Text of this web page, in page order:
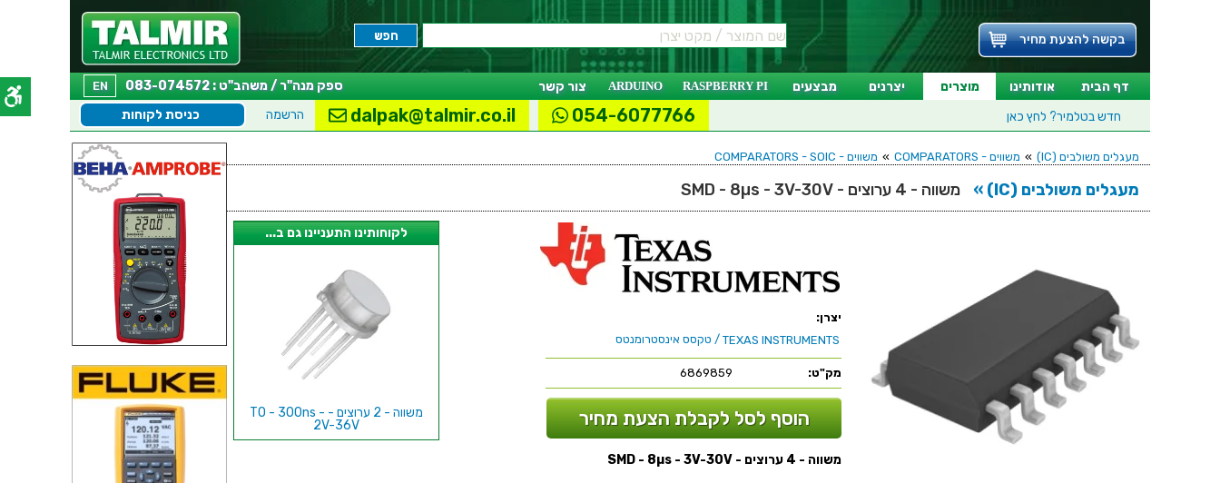
בקשה להצעת מחיר
דף הבית אודותינו מוצרים יצרנים מבצעים RASPBERRY PI
ARDUINO צור קשר EN
ספק מנה"ר / משהב"ט : 083-074572
חדש בטלמיר? לחץ כאן כניסת לקוחות הרשמה dalpak@talmir.co.il 054-6077766
מעגלים משולבים (IC) » משווים - COMPARATORS » משווים - COMPARATORS - SOIC
מעגלים משולבים (IC) » משווה - 4 ערוצים - SMD - 8µs - 3V-30V
יצרן:
TEXAS INSTRUMENTS / טקסס אינסטרומנטס
מק"ט: 6869859
הוסף לסל לקבלת הצעת מחיר
לקוחותינו התעניינו גם ב...
משווה - 2 ערוצים - TO - 300ns -
2V-36V
משווה - 4 ערוצים - SMD - 8µs - 3V-30V